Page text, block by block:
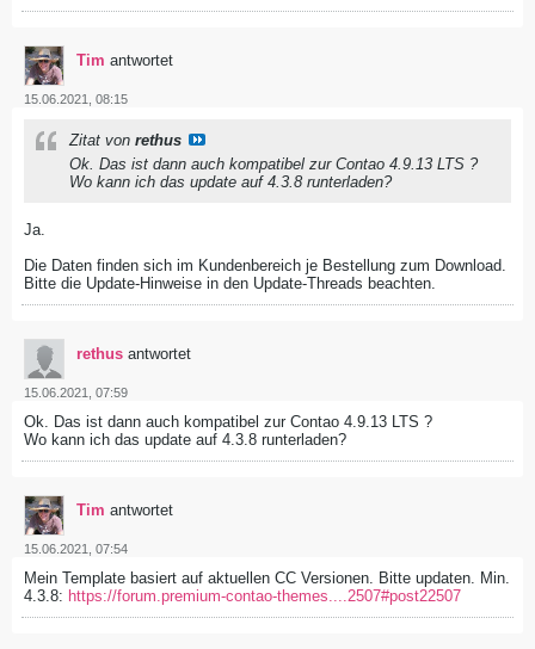
Tim antwortet
15.06.2021, 08:15
Zitat von rethus
Ok. Das ist dann auch kompatibel zur Contao 4.9.13 LTS ?
Wo kann ich das update auf 4.3.8 runterladen?
Ja.
Die Daten finden sich im Kundenbereich je Bestellung zum Download.
Bitte die Update-Hinweise in den Update-Threads beachten.
rethus antwortet
15.06.2021, 07:59
Ok. Das ist dann auch kompatibel zur Contao 4.9.13 LTS ?
Wo kann ich das update auf 4.3.8 runterladen?
Tim antwortet
15.06.2021, 07:54
Mein Template basiert auf aktuellen CC Versionen. Bitte updaten. Min.
4.3.8: https://forum.premium-contao-themes....2507#post22507